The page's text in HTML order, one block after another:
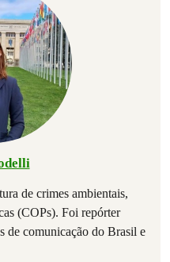
de crimes ambientais,
(COPs). Foi repórter
de comunicação do Brasil e